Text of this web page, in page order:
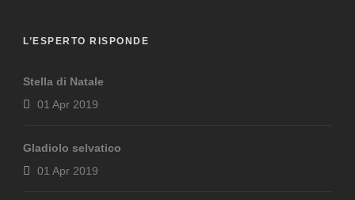
L’ESPERTO RISPONDE
Stella di Natale
01 Apr 2019
Gladiolo selvatico
01 Apr 2019